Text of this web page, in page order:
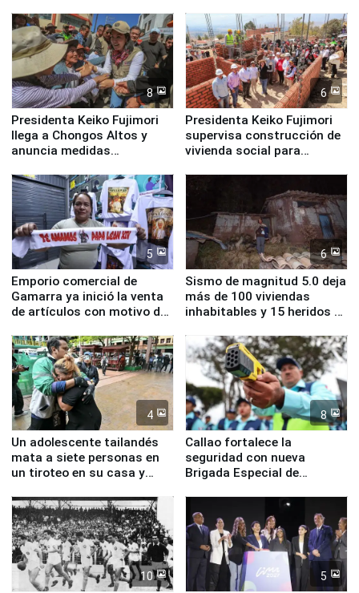
8
Presidenta Keiko Fujimori
llega a Chongos Altos y
anuncia medidas
educación, salud y empleo
6
Presidenta Keiko Fujimori
supervisa construcción de
vivienda social para
5
Emporio comercial de
Gamarra ya inició la venta
de artículos con motivo de
6
Sismo de magnitud 5.0 deja
más de 100 viviendas
inhabitables y 15 heridos en
4
Un adolescente tailandés
mata a siete personas en
un tiroteo en su casa y
8
Callao fortalece la
seguridad con nueva
Brigada Especial de
equipamiento para
Serenazgo
10 5